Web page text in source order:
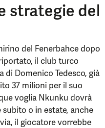
strategie del
del Fenerbahce dopo
il club turco
Domenico Tedesco, già
37 milioni per il suo
voglia Nkunku dovrà
o in estate, anche
il giocatore vorrebbe